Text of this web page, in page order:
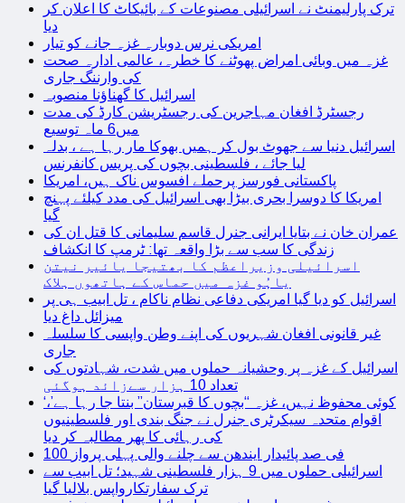
ترک پارلیمنٹ نے اسرائیلی مصنوعات کے بائیکاٹ کا اعلان کر
دیا
امریکی نرس دوبارہ غزہ جانے کو تیار
غزہ میں وبائی امراض پھوٹنے کا خطرہ، عالمی ادارہ صحت
کی وارننگ جاری
اسرائیل کا گھناؤنا منصوبہ
رجسٹرڈ افغان مہاجرین کی رجسٹریشن کارڈ کی مدت
میں6 ماہ توسیع
اسرائیل دنیا سے جھوٹ بول کر ہمیں بھوکا مار رہا ہے ، بدلہ
لیا جائے ، فلسطینی بچوں کی پریس کانفرنس
پاکستانی فورسز پرحملے افسوس ناک ہیں، امریکا
امریکا کا دوسرا بحری بیڑا بھی اسرائیل کی مدد کیلئے پہنچ
گیا
عمران خان نے بتایا ایرانی جنرل قاسم سلیمانی کا قتل ان کی
زندگی کا سب سے بڑا واقعہ تھا: ٹرمپ کا انکشاف
اسرائیلی وزیراعظم کا بھتیجا یائیر نیتن
یاہُو غزہ میں حماس کے ہاتھوں ہلاک
اسرائیل کو دیا گیا امریکی دفاعی نظام ناکام ، تل ابیب ہی پر
میزائل داغ دیا
غیر قانونی افغان شہریوں کی اپنے وطن واپسی کا سلسلہ
جاری
اسرائیل کے غزہ پر وحشیانہ حملوں میں شدت، شہادتوں کی
تعداد 10 ہزار سےزائد ہوگئی
‘کوئی محفوظ نہیں، غزہ “بچوں کا قبرستان” بنتا جا رہا ہے’،
اقوام متحدہ سیکرٹری جنرل نے جنگ بندی اور فلسطینیوں
کی رہائی کا پھر مطالبہ کر دیا
100 فی صد پائیدار ایندھن سے چلنے والی پہلی پرواز
اسرائیلی حملوں میں 9 ہزار فلسطینی شہید؛ تل ابیب سے
ترک سفارتکارواپس بلالیا گیا